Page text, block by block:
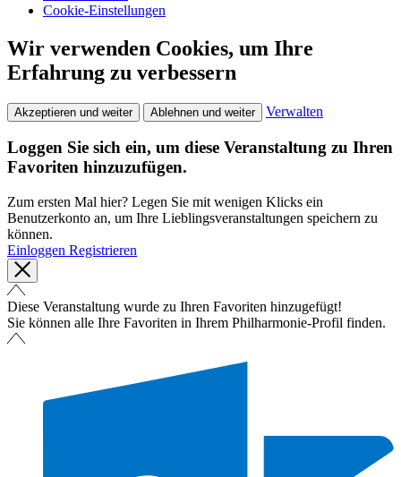
Cookie-Einstellungen
Wir verwenden Cookies, um Ihre
Erfahrung zu verbessern
Akzeptieren und weiter Ablehnen und weiter Verwalten
Loggen Sie sich ein, um diese Veranstaltung zu Ihren
Favoriten hinzuzufügen.
Zum ersten Mal hier? Legen Sie mit wenigen Klicks ein
Benutzerkonto an, um Ihre Lieblingsveranstaltungen speichern zu
können.
Einloggen Registrieren
Diese Veranstaltung wurde zu Ihren Favoriten hinzugefügt!
Sie können alle Ihre Favoriten in Ihrem Philharmonie-Profil finden.